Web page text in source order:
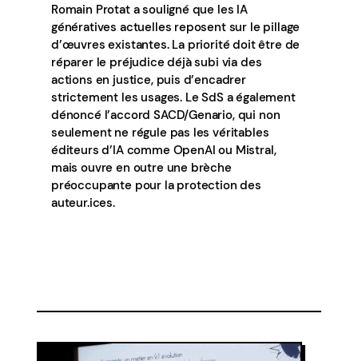
Romain Protat a souligné que les IA
génératives actuelles reposent sur le pillage
d’œuvres existantes. La priorité doit être de
réparer le préjudice déjà subi via des
actions en justice, puis d’encadrer
strictement les usages. Le SdS a également
dénoncé l’accord SACD/Genario, qui non
seulement ne régule pas les véritables
éditeurs d’IA comme OpenAI ou Mistral,
mais ouvre en outre une brèche
préoccupante pour la protection des
auteur.ices.